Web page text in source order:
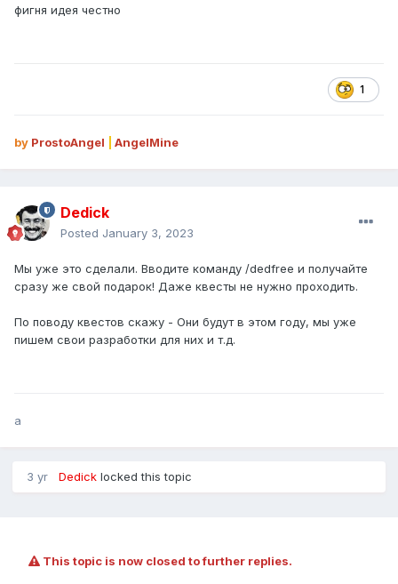
фигня идея честно
1
by ProstoAngel AngelMine
Dedick
Posted January 3, 2023
Мы уже это сделали. Вводите команду /dedfree и получайте
сразу же свой подарок! Даже квесты не нужно проходить.
По поводу квестов скажу - Они будут в этом году, мы уже
пишем свои разработки для них и т.д.
a
3 yr Dedick locked this topic
This topic is now closed to further replies.